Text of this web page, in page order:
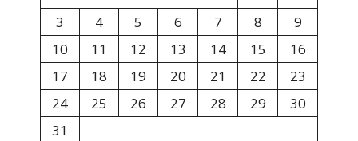
3
4 5 6 7 8
9
10
11 12 13 14 15
16
17
18 19 20 21 22
23
24
25 26 27 28 29
30
31